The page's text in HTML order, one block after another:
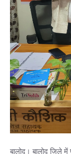
बालोद। बालोद जिले